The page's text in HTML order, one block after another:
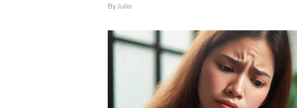
INVENTÁRIO
EM
VIRTUDE
DO
FALECIMENTO
DO
SEU
MARIDO?
By Julio